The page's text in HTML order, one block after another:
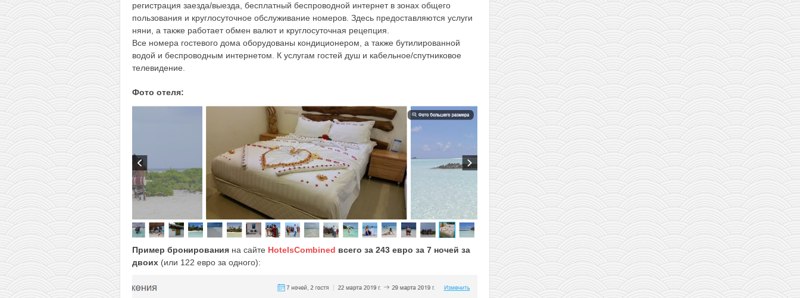
регистрация заезда/выезда, бесплатный беспроводной интернет в зонах общего
пользования и круглосуточное обслуживание номеров. Здесь предоставляются услуги
няни, а также работает обмен валют и круглосуточная рецепция.
Все номера гостевого дома оборудованы кондиционером, а также бутилированной
водой и беспроводным интернетом. К услугам гостей душ и кабельное/спутниковое
телевидение.
Фото отеля:
Пример бронирования на сайте HotelsCombined всего за 243 евро за 7 ночей за
двоих (или 122 евро за одного):